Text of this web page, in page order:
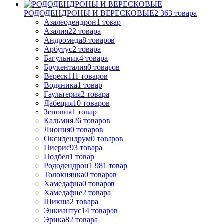
РОДОДЕНДРОНЫ И ВЕРЕСКОВЫЕ2 363 товара
Азалеодендрон1 товар
Азалия22 товара
Андромеда8 товаров
Арбутус2 товара
Багульник4 товара
Брукенталия0 товаров
Вереск111 товаров
Водяника1 товар
Гаультерия2 товара
Дабеция10 товаров
Зеновия1 товар
Кальмия26 товаров
Лиония0 товаров
Оксидендрум0 товаров
Пиерис93 товара
Подбел1 товар
Рододендрон1 981 товар
Толокнянка0 товаров
Хамедафна0 товаров
Хамедафне2 товара
Шикша2 товара
Энкиантус14 товаров
Эрика82 товара